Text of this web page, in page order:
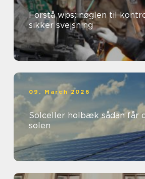
Forstå wps: nøglen til
sikker svejsning
09. March 2026
Solceller holbæk sådan får du mest ud af
solen